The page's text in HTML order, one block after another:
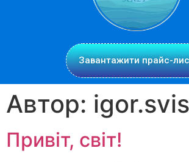
Завантажити прайс-
Автор:
Привіт, світ!